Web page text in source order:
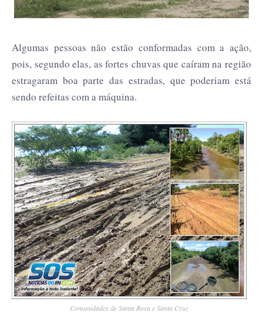
Algumas pessoas não estão conformadas com a ação,
pois, segundo elas, as fortes chuvas que caíram na região
estragaram boa parte das estradas, que poderiam está
sendo refeitas com a máquina.
Comunidades de Santa Rosa e Santa Cruz